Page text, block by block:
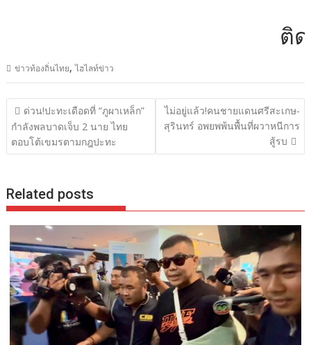
ติดต่
ข่าวท้องถิ่นไทย,ไฮไลท์ข่าว
แนะแนว
เรื่อง
ด่วน!ปะทะเดือดที่ “ภูผาเหล็ก”
กำลังพลบาดเจ็บ 2 นาย ไทย
ตอบโต้เขมรตามกฎปะทะ
ไม่อยู่แล้ว!คนชายแดนศรีสะเกษ-
สุรินทร์ อพยพพ้นพื้นที่ผวาหนีการ
สู้รบ
Related posts